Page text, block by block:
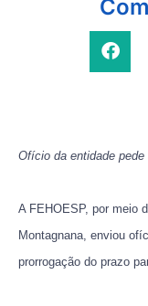
Ofício da entidade
A FEHOESP, por meio
Montagnana, enviou
prorrogação do prazo